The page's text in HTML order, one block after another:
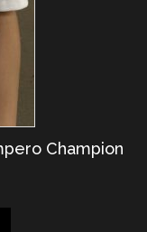
Champion